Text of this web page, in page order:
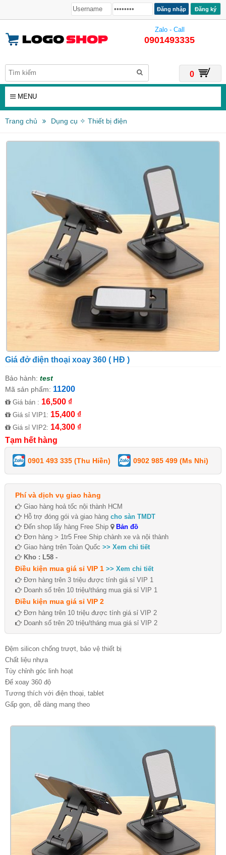
Đăng ký
Zalo - Call
0901493335
0
MENU
Trang chủ Dụng cụ ✧ Thiết bị điện
Giá đở điện thoại xoay 360 ( HĐ )
Bảo hành: test
Mã sản phẩm: 11200
Giá bán : 16,500 ₫
Giá sỉ VIP1: 15,400 ₫
Giá sỉ VIP2: 14,300 ₫
Tạm hết hàng
0901 493 335 (Thu Hiền) 0902 985 499 (Ms Nhi)
Phí và dịch vụ giao hàng
Giao hàng hoả tốc nội thành HCM
Hỗ trợ đóng gói và giao hàng cho sàn TMDT
Đến shop lấy hàng Free Ship
Bản đồ
Đơn hàng > 1tr5 Free Ship chành xe và nội thành
Giao hàng trên Toàn Quốc >> Xem chi tiết
Kho : L58 -
Điều kiện mua giá sỉ VIP 1 >> Xem chi tiết
Đơn hàng trên 3 triệu được tính giá sỉ VIP 1
Doanh số trên 10 triệu/tháng mua giá sỉ VIP 1
Điều kiện mua giá sỉ VIP 2
Đơn hàng trên 10 triệu được tính giá sỉ VIP 2
Doanh số trên 20 triệu/tháng mua giá sỉ VIP 2
Đệm silicon chống trượt, bảo vệ thiết bị
Chất liệu nhựa
Tùy chỉnh góc linh hoạt
Đế xoay 360 độ
Tương thích với điện thoại, tablet
Gấp gọn, dễ dàng mang theo